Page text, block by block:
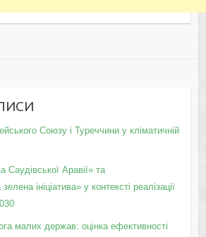
Союзу і Туреччини у кліматичній
Саудівської Аравії» та
ініціатива» у контексті реалізації
малих держав: оцінка ефективності